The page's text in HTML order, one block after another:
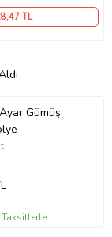
,47 TL
Gümüş